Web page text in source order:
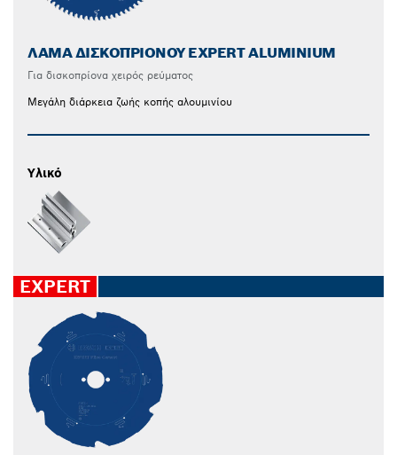
ΛΆΜΑ ΔΙΣΚΟΠΡΊΟΝΟΥ EXPERT ALUMINIUM
Για δισκοπρίονα χειρός ρεύματος
Μεγάλη διάρκεια ζωής κοπής αλουμινίου
Υλικό
EXPERT